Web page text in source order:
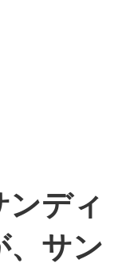
ディ
、サン